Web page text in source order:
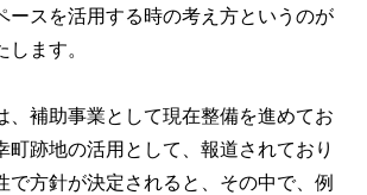
ースを活用する時の考え方というのが
ます。
、補助事業として現在整備を進めてお
町跡地の活用として、報道されており
で方針が決定されると、その中で、例